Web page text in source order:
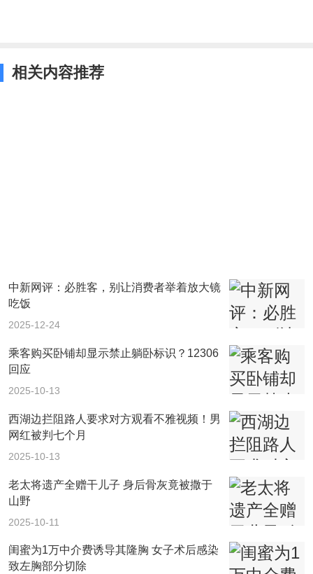
系，我们将及时更正、删除，谢谢!
相关内容推荐
中新网评：必胜客，别让消费者举着放大镜
吃饭
2025-12-24
乘客购买卧铺却显示禁止躺卧标识？12306
回应
2025-10-13
西湖边拦阻路人要求对方观看不雅视频！男
网红被判七个月
2025-10-13
老太将遗产全赠干儿子 身后骨灰竟被撒于
山野
2025-10-11
闺蜜为1万中介费诱导其隆胸 女子术后感染
致左胸部分切除